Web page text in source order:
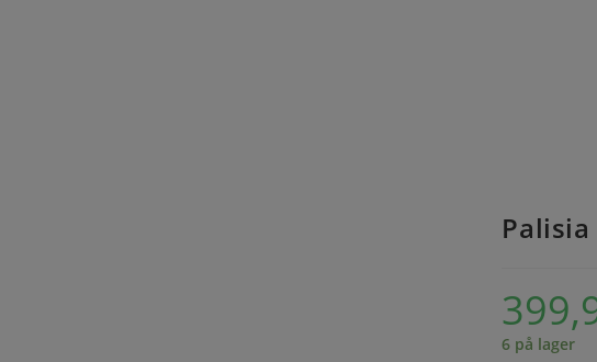
6 på lager